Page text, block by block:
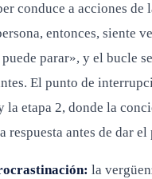
conduce a acciones de
entonces, siente
parar», y el bucle
El punto de
la etapa 2, donde la
respuesta antes de dar
la